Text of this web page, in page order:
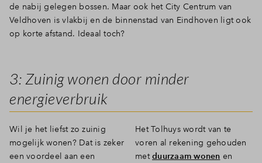
de nabij gelegen bossen. Maar ook het City Centrum van
Veldhoven is vlakbij en de binnenstad van Eindhoven ligt ook
op korte afstand. Ideaal toch?
3: Zuinig wonen door minder
energieverbruik
Wil je het liefst zo zuinig
mogelijk wonen? Dat is zeker
een voordeel aan een
Het Tolhuys wordt van te
voren al rekening gehouden
metduurzaam wonen en